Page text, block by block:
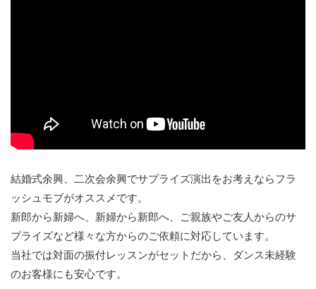
結婚式余興、二次会余興でサプライズ演出をお考えならフラ
ッシュモブがオススメです。
新郎から新婦へ、新婦から新郎へ、ご親族やご友人からのサ
プライズなど様々な方からのご依頼に対応しています。
当社では対面の振付レッスンがセットだから、ダンス未経験
のお客様にも安心です。